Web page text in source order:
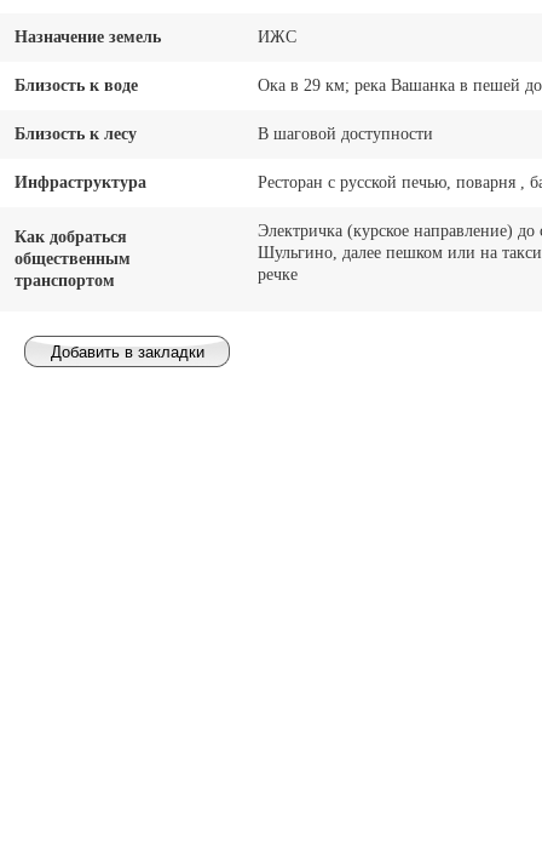
Назначение земель ИЖС
Близость к воде Ока в 29 км; река Вашанка в пешей
Близость к лесу В шаговой доступности
Инфраструктура Ресторан с русской печью, поварня ,
Как добраться
общественным
транспортом
Электричка (курское направление)
Шульгино, далее пешком или на
речке